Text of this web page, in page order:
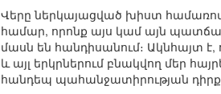
Վերը ներկայացված խիստ
համար, որոնք այս կամ այն
մասն են հանդիսանում։ Ակնհայտ
և այլ երկրներում բնակվող մեր
հանդեպ պահանջատիրության